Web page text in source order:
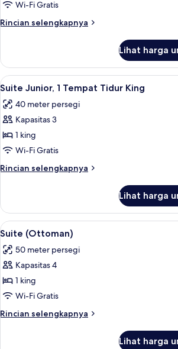
1
Tempat
Tidur
Wi-Fi Gratis
Rincian selengkapnya
Rincian
Kamar,
Tempat
King
Lihat harga
Lihat
semua
foto
untuk
Suite
Junior,
1
Tempat
King
Suite
7
Suite Junior, 1 Tempat Tidur King
40 meter persegi
Kapasitas 3
1 king
Wi-Fi Gratis
Rincian selengkapnya
Rincian
Suite
Junior,
1
Tempat
Tidur
King
Lihat harga
Lihat
semua
foto
untuk
Suite
(Ottoman)
Suite
8
Suite (Ottoman)
50 meter persegi
Kapasitas 4
1 king
Wi-Fi Gratis
Rincian selengkapnya
Rincian
Lihat harga